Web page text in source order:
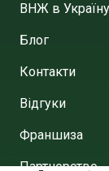
ВНЖ в Україну
Блог
Контакти
Відгуки
Франшиза
Партнерство